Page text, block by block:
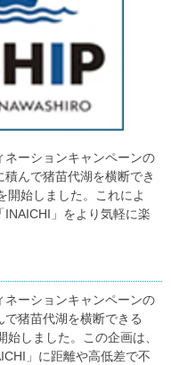
ーションキャンペーンの
んで猪苗代湖を横断でき
開始しました。これによ
INAICHI」をより気軽に楽
ーションキャンペーンの
猪苗代湖を横断できる
始しました。この企画は、
」に距離や高低差で不